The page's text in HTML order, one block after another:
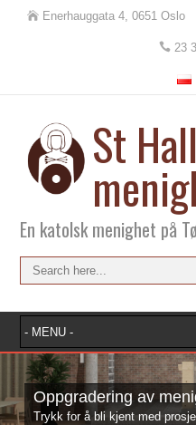
Enerhauggata 4, 0651 Oslo
23
St
En katolsk menighet på
Oppgradering av
Trykk for å bli kjent med